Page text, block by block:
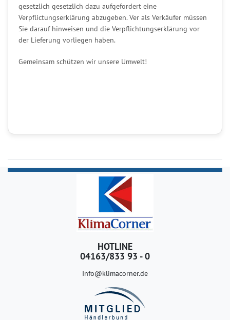
gesetzlich gesetzlich dazu aufgefordert eine
Verpflictungserklärung abzugeben. Ver als Verkäufer müssen
Sie darauf hinweisen und die Verpflichtungserklärung vor
der Lieferung vorliegen haben.
Gemeinsam schützen wir unsere Umwelt!
HOTLINE
04163/833 93 - 0
Info@klimacorner.de